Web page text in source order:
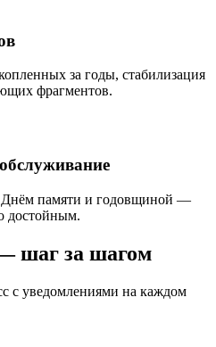
за годы, стабилизация
фрагментов.
Днём памяти и годовщиной —
достойным.
шаг за шагом
с уведомлениями на каждом